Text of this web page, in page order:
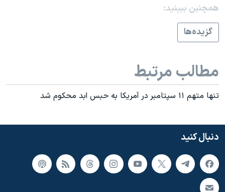
همایش محافظه‌کاران آمریکا «سی‌پک»
صفحه‌های ویژه
سفر پرزیدنت ترامپ به چین
همچنبن ببینید:
گزيده‌ها
مطالب مرتبط
تنها متهم ١١ سپتامبر در آمريکا به حبس ابد محکوم شد
دنبال کنید